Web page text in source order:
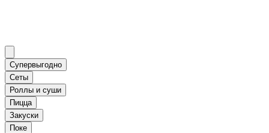
Супервыгодно
Сеты
Роллы и суши
Пицца
Закуски
Поке